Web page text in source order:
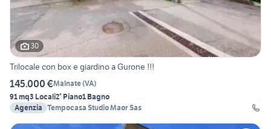
30
Trilocale con box e giardino a Gurone !!!
145.000 €Malnate(VA)
91 mq3 Locali2° Piano1 Bagno
Agenzia Tempocasa Studio Maor Sas